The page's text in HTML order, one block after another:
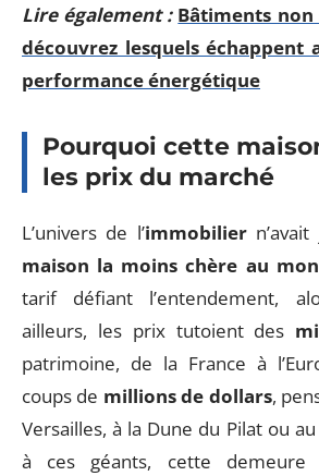
Lire également : Bâtiments non
découvrez lesquels échappent
performance énergétique
Pourquoi cette
les prix du marché
L’univers de l’immobiliern’avait
maison la moins chère au
tarif défiant l’entendement,
ailleurs, les prix tutoient des
patrimoine, de la France à
coups de millions de dollars,
Versailles, à la Dune du Pilat ou
à ces géants, cette demeure